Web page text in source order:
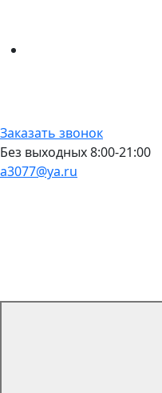
Заказать звонок
Без выходных 8:00-21:00
a3077@ya.ru